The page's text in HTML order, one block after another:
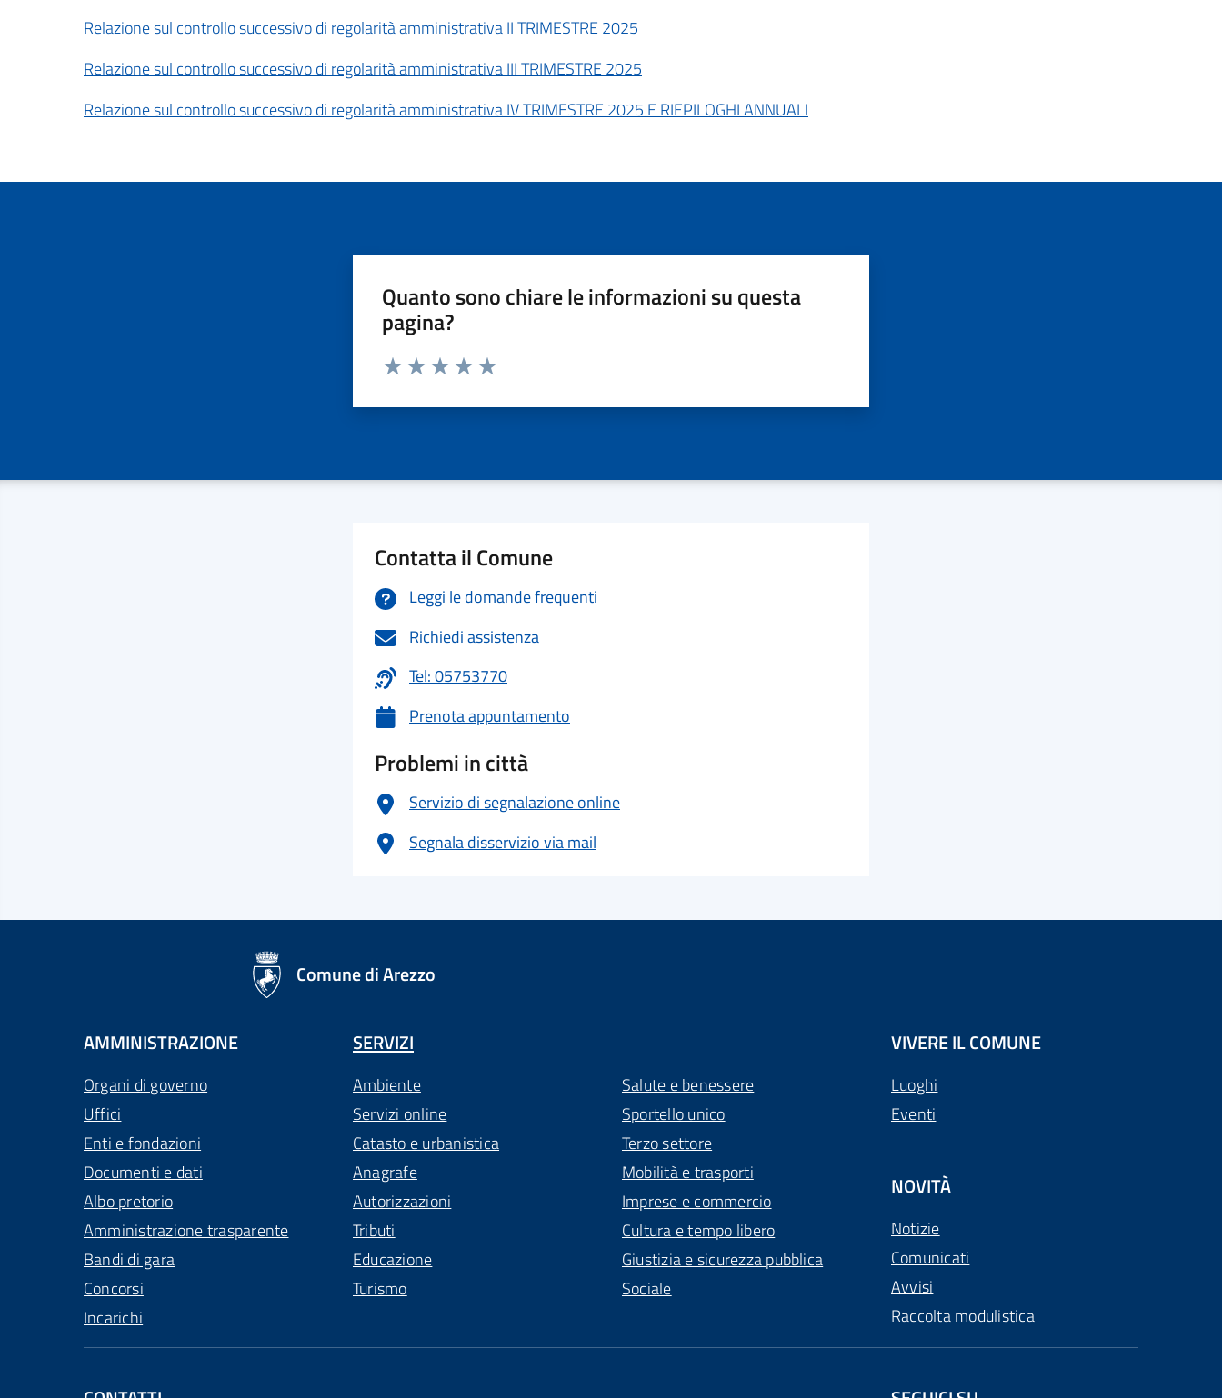
Relazione sul controllo successivo di regolarità amministrativa II TRIMESTRE 2025
Relazione sul controllo successivo di regolarità amministrativa III TRIMESTRE 2025
Relazione sul controllo successivo di regolarità amministrativa IV TRIMESTRE 2025 E RIEPILOGHI ANNUALI
Quanto sono chiare le informazioni su questa
pagina?
Valuta da 1 a 5 stelle la pagina
Contatta il Comune
Leggi le domande frequenti
Richiedi assistenza
Tel: 05753770
Prenota appuntamento
Problemi in città
Servizio di segnalazione online
Segnala disservizio via mail
Comune di Arezzo
AMMINISTRAZIONE
Organi di governo
Uffici
Enti e fondazioni
Documenti e dati
Albo pretorio
Amministrazione trasparente
Bandi di gara
Concorsi
Incarichi
SERVIZI
Ambiente
Servizi online
Catasto e urbanistica
Anagrafe
Autorizzazioni
Tributi
Educazione
Turismo
Salute e benessere
Sportello unico
Terzo settore
Mobilità e trasporti
Imprese e commercio
Cultura e tempo libero
Giustizia e sicurezza pubblica
Sociale
VIVERE IL COMUNE
Luoghi
Eventi
NOVITÀ
Notizie
Comunicati
Avvisi
Raccolta modulistica